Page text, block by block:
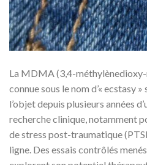
La MDMA (3,4-
connue sous le nom d’« ecstasy
l’objet depuis plusieurs années
recherche clinique, notamment
de stress post-traumatique
ligne. Des essais contrôlés